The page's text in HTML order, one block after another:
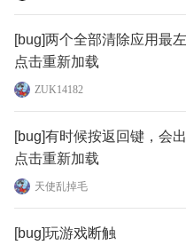
[bug]两个全部清除应用最
点击重新加载
ZUK14182
[bug]有时候按返回键，会
点击重新加载
天使乱掉毛
[bug]玩游戏断触